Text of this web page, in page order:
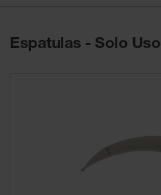
Espatulas - Solo Uso